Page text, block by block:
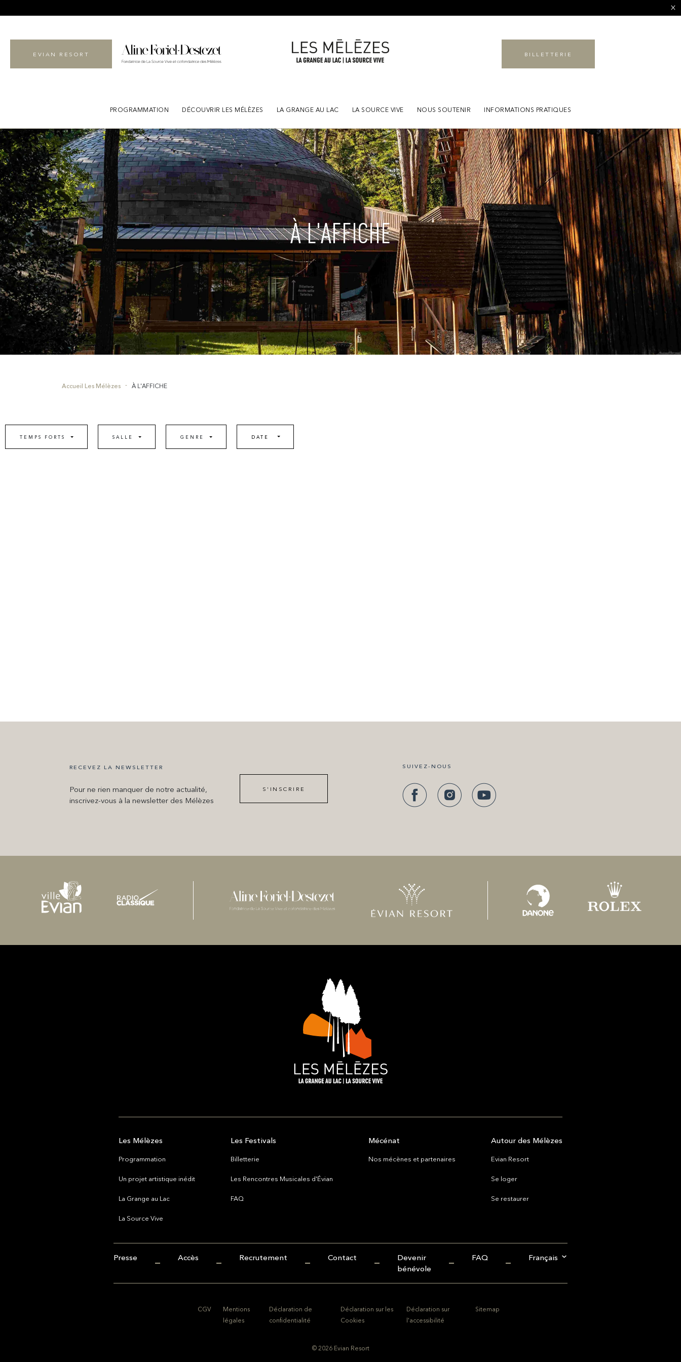
EVIAN RESORT BILLETTERIE
PROGRAMMATION DÉCOUVRIR LES MÉLÈZES LA GRANGE AU LAC LA SOURCE VIVE NOUS SOUTENIR INFORMATIONS PRATIQUES
À L'AFFICHE
Accueil Les Mélèzes À L'AFFICHE
TEMPS FORTS SALLE GENRE
RECEVEZ LA NEWSLETTER
Pour ne rien manquer de notre actualité,
inscrivez-vous à la newsletter des Mélèzes
S'INSCRIRE
SUIVEZ-NOUS
Les Mélèzes
Programmation
Un projet artistique inédit
La Grange au Lac
La Source Vive
Les Festivals
Billetterie
Les Rencontres Musicales d'Évian
FAQ
Mécénat
Nos mécènes et partenaires
Autour des Mélèzes
Evian Resort
Se loger
Se restaurer
Presse Accès Recrutement Contact
Devenir
bénévole
FAQ Français
CGV
Mentions
légales
Déclaration de
confidentialité
Déclaration sur les
Cookies
Déclaration sur
l'accessibilité
Sitemap
© 2026 Evian Resort